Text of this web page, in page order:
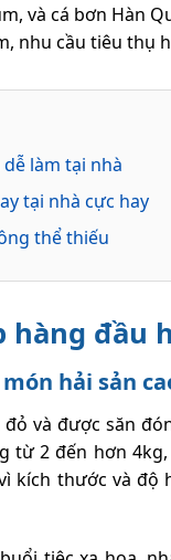
và cá bơn Hàn
nhu cầu tiêu thụ
làm tại nhà
tại nhà cực hay
thể thiếu
hàng đầu
hải sản
đỏ và được săn
từ 2 đến hơn
kích thước và